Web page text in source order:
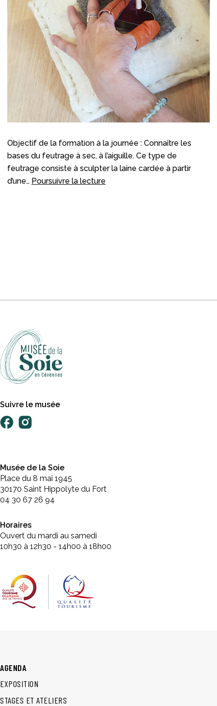
Objectif de la formation à la journée : Connaître les
bases du feutrage à sec, à l’aiguille. Ce type de
feutrage consiste à sculpter la laine cardée à partir
d’une… Poursuivre la lecture
Suivre le musée
Musée de la Soie
Place du 8 mai 1945
30170 Saint Hippolyte du Fort
04 30 67 26 94
Horaires
Ouvert du mardi au samedi
10h30 à 12h30 - 14h00 à 18h00
AGENDA
EXPOSITION
STAGES ET ATELIERS